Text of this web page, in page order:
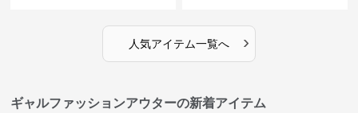
人気アイテム一覧へ ›
ギャルファッションアウターの新着アイテム